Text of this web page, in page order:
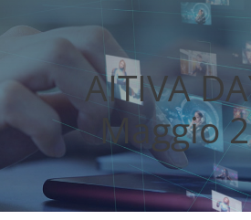
AITIVA
Maggio